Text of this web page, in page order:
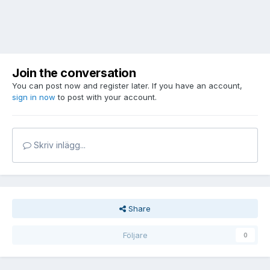
Join the conversation
You can post now and register later. If you have an account,
sign in now to post with your account.
Skriv inlägg...
Share
Följare 0